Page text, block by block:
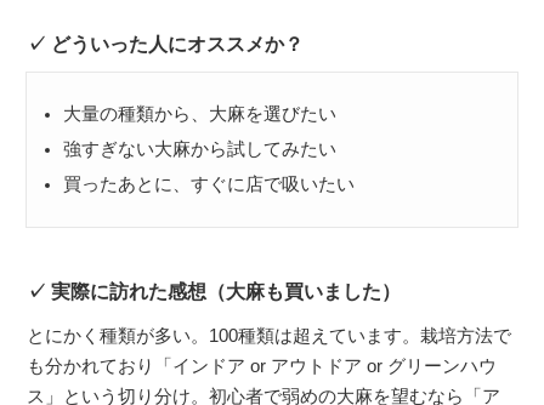
どういった人にオススメか？
大量の種類から、大麻を選びたい
強すぎない大麻から試してみたい
買ったあとに、すぐに店で吸いたい
実際に訪れた感想（大麻も買いました）
とにかく種類が多い。100種類は超えています。栽培方法で
も分かれており「インドア or アウトドア or グリーンハウ
ス」という切り分け。初心者で弱めの大麻を望むなら「ア